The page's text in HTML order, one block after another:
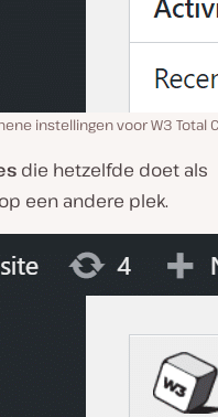
instellingen voor W3 Total
die hetzelfde doet als
een andere plek.